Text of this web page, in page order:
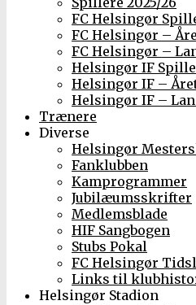
FC Helsingør
FC Helsingør –
FC Helsingør –
Helsingør IF
Helsingør IF –
Helsingør IF –
Trænere
Diverse
Helsingør
Fanklubben
Kamprogrammer
Jubilæumsskrifter
Medlemsblade
HIF Sangbogen
Stubs Pokal
FC Helsingør
Links til
Helsingør Stadion